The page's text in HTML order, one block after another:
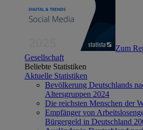
Zum
Gesellschaft
Beliebte Statistiken
Aktuelle Statistiken
Bevölkerung Deutschlands
Altersgruppen 2024
Die reichsten Menschen der
Empfänger von
Bürgergeld in Deutschland